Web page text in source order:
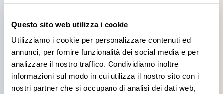
Questo sito web utilizza i cookie
Utilizziamo i cookie per personalizzare contenuti ed
annunci, per fornire funzionalità dei social media e per
analizzare il nostro traffico. Condividiamo inoltre
informazioni sul modo in cui utilizza il nostro sito con i
nostri partner che si occupano di analisi dei dati web,